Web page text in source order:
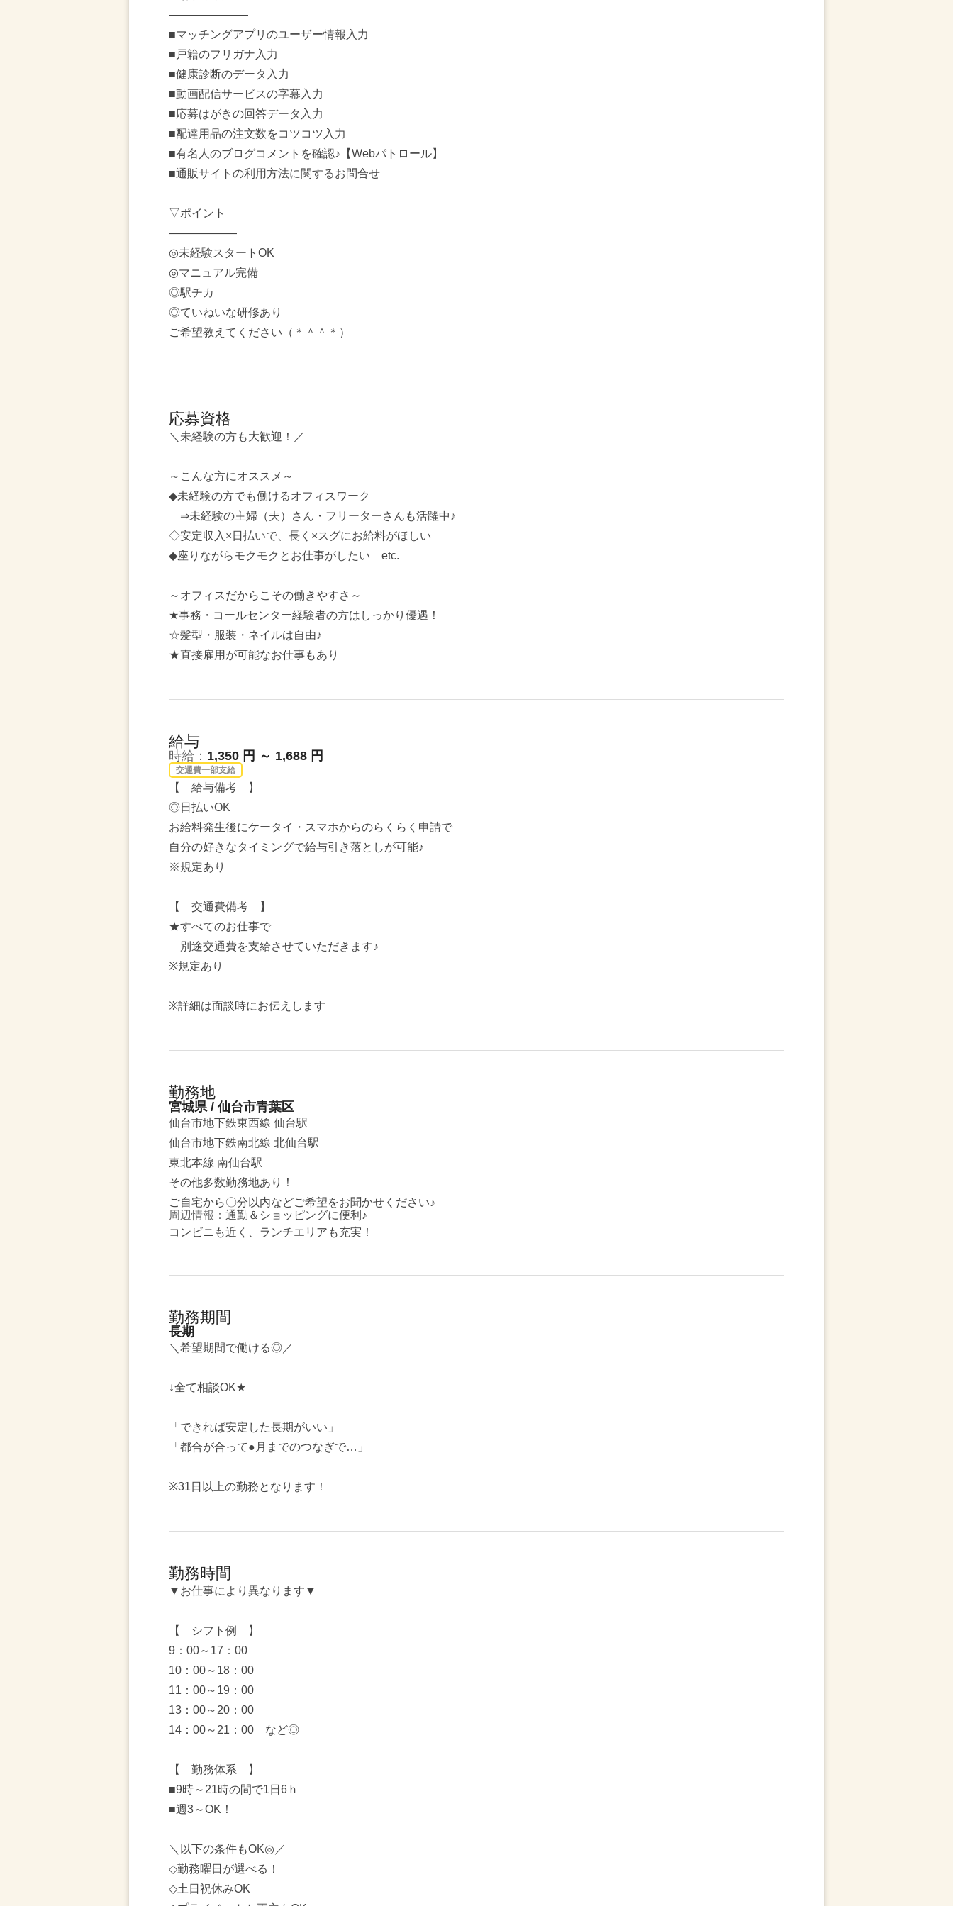
―――――――
■マッチングアプリのユーザー情報入力
■戸籍のフリガナ入力
■健康診断のデータ入力
■動画配信サービスの字幕入力
■応募はがきの回答データ入力
■配達用品の注文数をコツコツ入力
■有名人のブログコメントを確認♪【Webパトロール】
■通販サイトの利用方法に関するお問合せ
▽ポイント
――――――
◎未経験スタートOK
◎マニュアル完備
◎駅チカ
◎ていねいな研修あり
ご希望教えてください（＊＾＾＊）
応募資格
＼未経験の方も大歓迎！／
～こんな方にオススメ～
◆未経験の方でも働けるオフィスワーク
⇒未経験の主婦（夫）さん・フリーターさんも活躍中♪
◇安定収入×日払いで、長く×スグにお給料がほしい
◆座りながらモクモクとお仕事がしたい etc.
～オフィスだからこその働きやすさ～
★事務・コールセンター経験者の方はしっかり優遇！
☆髪型・服装・ネイルは自由♪
★直接雇用が可能なお仕事もあり
給与
時給： 1,350 円 ～ 1,688 円
交通費一部支給
【 給与備考 】
◎日払いOK
お給料発生後にケータイ・スマホからのらくらく申請で
自分の好きなタイミングで給与引き落としが可能♪
※規定あり
【 交通費備考 】
★すべてのお仕事で
別途交通費を支給させていただきます♪
※規定あり
※詳細は面談時にお伝えします
勤務地
宮城県 / 仙台市青葉区
仙台市地下鉄東西線 仙台駅
仙台市地下鉄南北線 北仙台駅
東北本線 南仙台駅
その他多数勤務地あり！
ご自宅から〇分以内などご希望をお聞かせください♪
周辺情報： 通勤＆ショッピングに便利♪
コンビニも近く、ランチエリアも充実！
勤務期間
長期
＼希望期間で働ける◎／
↓全て相談OK★
「できれば安定した長期がいい」
「都合が合って●月までのつなぎで…」
※31日以上の勤務となります！
勤務時間
▼お仕事により異なります▼
【 シフト例 】
9：00～17：00
10：00～18：00
11：00～19：00
13：00～20：00
14：00～21：00 など◎
【 勤務体系 】
■9時～21時の間で1日6ｈ
■週3～OK！
＼以下の条件もOK◎／
◇勤務曜日が選べる！
◇土日祝休みOK